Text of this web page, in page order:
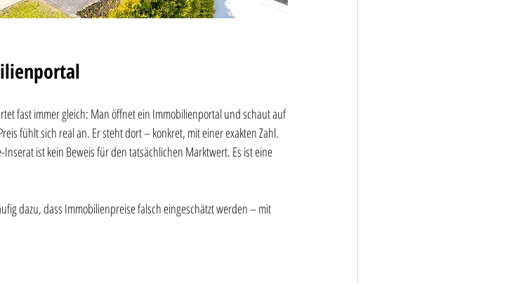
fast immer gleich: Man öffnet ein Immobilienportal und schaut auf
fühlt sich real an. Er steht dort – konkret, mit einer exakten Zahl.
ist kein Beweis für den tatsächlichen Marktwert. Es ist eine
dazu, dass Immobilienpreise falsch eingeschätzt werden – mit